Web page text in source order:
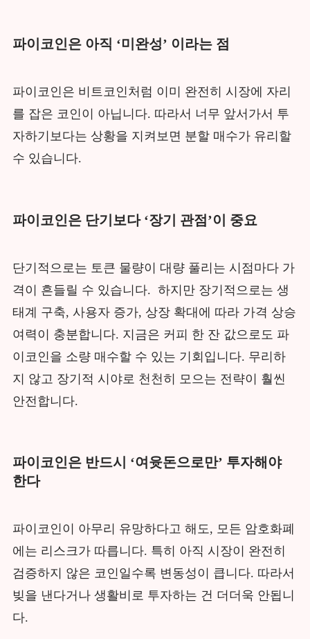
파이코인은 아직 ‘미완성’ 이라는 점
파이코인은 비트코인처럼 이미 완전히 시장에 자리
를 잡은 코인이 아닙니다. 따라서 너무 앞서가서 투
자하기보다는 상황을 지켜보면 분할 매수가 유리할
수 있습니다.
파이코인은 단기보다 ‘장기 관점’이 중요
단기적으로는 토큰 물량이 대량 풀리는 시점마다 가
격이 흔들릴 수 있습니다. 하지만 장기적으로는 생
태계 구축, 사용자 증가, 상장 확대에 따라 가격 상승
여력이 충분합니다. 지금은 커피 한 잔 값으로도 파
이코인을 소량 매수할 수 있는 기회입니다. 무리하
지 않고 장기적 시야로 천천히 모으는 전략이 훨씬
안전합니다.
파이코인은 반드시 ‘여윳돈으로만’ 투자해야
한다
파이코인이 아무리 유망하다고 해도, 모든 암호화폐
에는 리스크가 따릅니다. 특히 아직 시장이 완전히
검증하지 않은 코인일수록 변동성이 큽니다. 따라서
빚을 낸다거나 생활비로 투자하는 건 더더욱 안됩니
다.